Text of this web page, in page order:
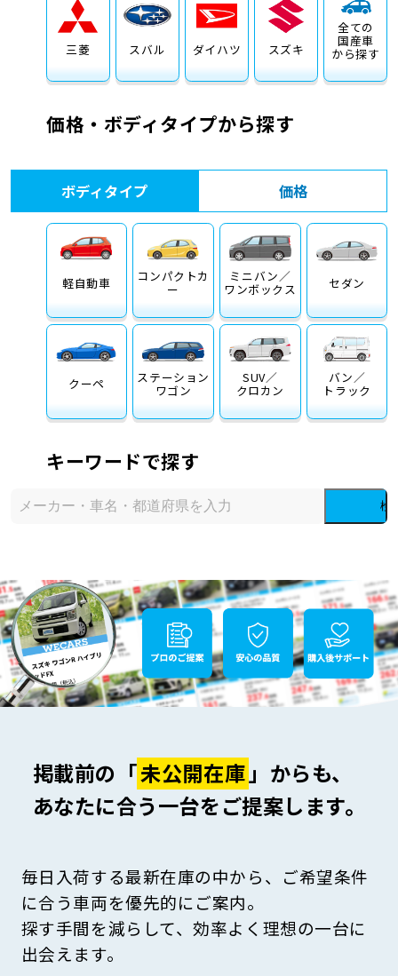
三菱 スバル ダイハツ スズキ
全ての
国産車
から探す
価格・ボディタイプから探す
ボディタイプ
軽自動車 コンパクトカ
ー
ミニバン／
ワンボックス セダン
クーペ ステーション
ワゴン
SUV／
クロカン
バン／
トラック
価格
キーワードで探す
検
掲載前の「未公開在庫」からも、
あなたに合う一台をご提案します。
毎日入荷する最新在庫の中から、ご希望条件
に合う車両を優先的にご案内。
探す手間を減らして、効率よく理想の一台に
出会えます。